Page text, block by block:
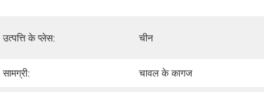
उत्पत्ति के प्लेस: चीन
सामग्री: चावल के कागज